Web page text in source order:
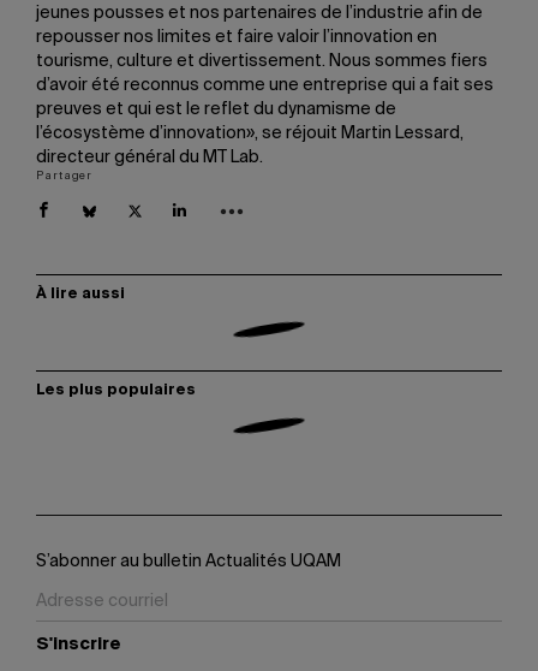
jeunes pousses et nos partenaires de l’industrie afin de
repousser nos limites et faire valoir l’innovation en
tourisme, culture et divertissement. Nous sommes fiers
d’avoir été reconnus comme une entreprise qui a fait ses
preuves et qui est le reflet du dynamisme de
l’écosystème d’innovation», se réjouit Martin Lessard,
directeur général du MT Lab.
Partager
À lire aussi
Les plus populaires
S’abonner au bulletin Actualités UQAM
S'inscrire